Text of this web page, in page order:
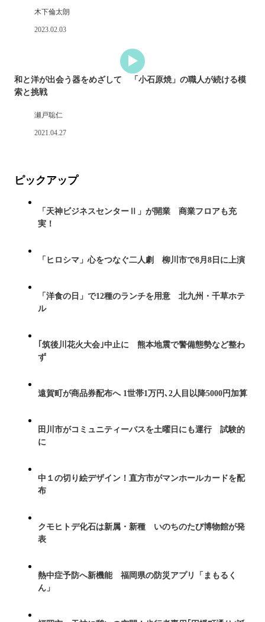
木下倫太朗
2023.02.03
和と洋が出会う器をめざして 「小石原焼」の職人が続ける模
索と挑戦
瀬戸聡仁
2021.04.27
ピックアップ
「天神ビジネスセンターⅡ」が開業 商業フロアも充
実！
「ヒロシマ」心をつなぐ二人劇 柳川市で8月8日に上演
「洋食の日」で12種のランチを用意 北九州・千草ホテ
ル
｢筑後川花火大会｣中止に 熊本地震で警備態勢など整わ
ず
遠賀町が商品券配布へ 1世帯1万円､2人目以降5000円加算
田川市がコミュニティーバスを土曜日にも運行 試験的
に
中１の切り絵デザイン！直方市がマンホールカードを配
布
クモヒトデ化石は新属・新種 いのちのたび博物館が発
表
熱中症予防へ新機能 福岡県の防災アプリ「まもるく
ん」